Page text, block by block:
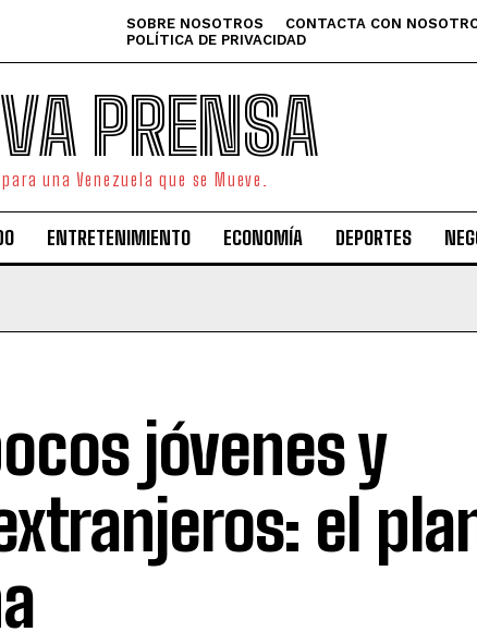
SOBRE NOSOTROS CONTACTA CON
POLÍTICA DE PRIVACIDAD
PRENSA
una Venezuela que se Mueve.
ENTRETENIMIENTO ECONOMÍA DEPORTES
jóvenes y
el